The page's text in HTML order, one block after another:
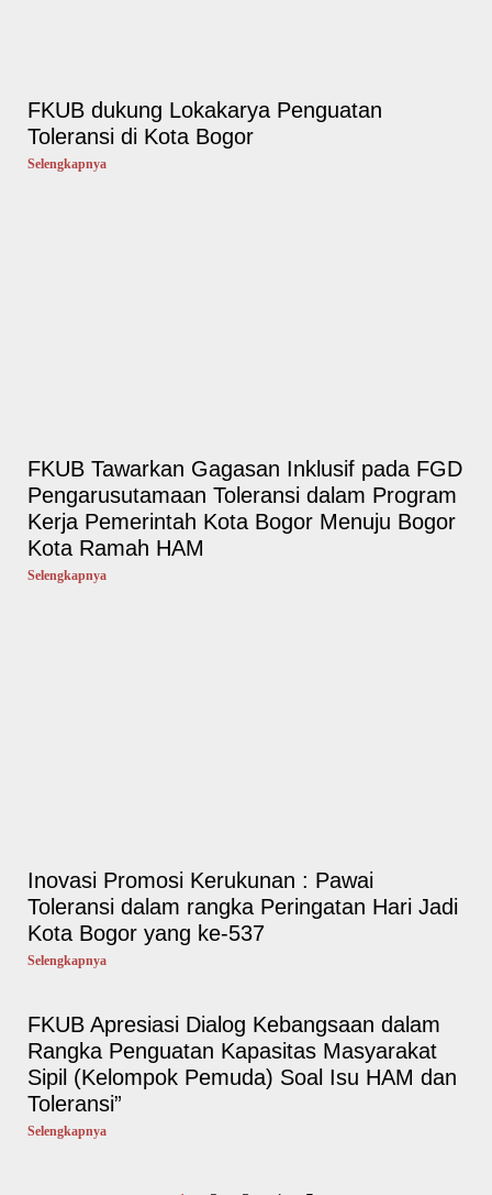
FKUB dukung Lokakarya Penguatan
Toleransi di Kota Bogor
Selengkapnya
FKUB Tawarkan Gagasan Inklusif pada FGD
Pengarusutamaan Toleransi dalam Program
Kerja Pemerintah Kota Bogor Menuju Bogor
Kota Ramah HAM
Selengkapnya
Inovasi Promosi Kerukunan : Pawai
Toleransi dalam rangka Peringatan Hari Jadi
Kota Bogor yang ke-537
Selengkapnya
FKUB Apresiasi Dialog Kebangsaan dalam
Rangka Penguatan Kapasitas Masyarakat
Sipil (Kelompok Pemuda) Soal Isu HAM dan
Toleransi”
Selengkapnya